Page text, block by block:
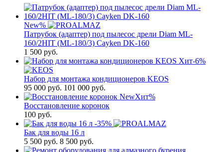
New%
Патрубок (адаптер) под пылесос дрели Diam ML-
160/2HIT (ML-180/3) Cayken DK-160
1 500 руб.
Хит-6%
Набор для монтажа кондиционеров KEOS
95 000 руб. 101 000 руб.
NewХит%
Восстановление коронок
100 руб.
-35%
Бак для воды 16 л
5 500 руб. 8 500 руб.